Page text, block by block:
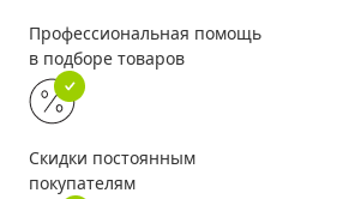
Профессиональная помощь
в подборе товаров
Скидки постоянным
покупателям